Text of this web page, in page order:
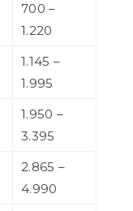
700 –
1.220
1.145 –
1.995
1.950 –
3.395
2.865 –
4.990